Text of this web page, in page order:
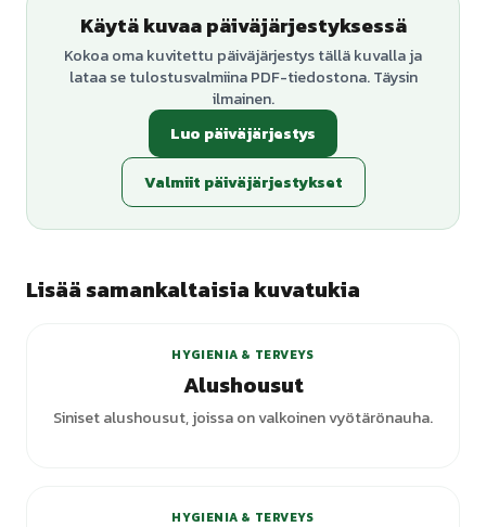
Käytä kuvaa päiväjärjestyksessä
Kokoa oma kuvitettu päiväjärjestys tällä kuvalla ja
lataa se tulostusvalmiina PDF-tiedostona. Täysin
ilmainen.
Luo päiväjärjestys
Valmiit päiväjärjestykset
Lisää samankaltaisia kuvatukia
HYGIENIA & TERVEYS
Alushousut
Siniset alushousut, joissa on valkoinen vyötärönauha.
HYGIENIA & TERVEYS